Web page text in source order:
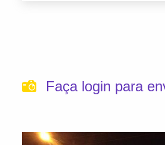
Faça login para